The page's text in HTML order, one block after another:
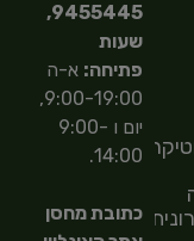
9455445,
שעות
פתיחה: א-ה
9:00-19:00,
יום ו 9:00-
14:00.
כתובת מחסן